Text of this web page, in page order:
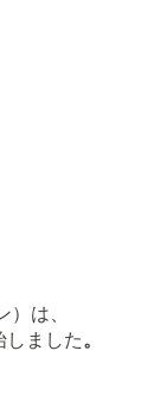
は、
しました。